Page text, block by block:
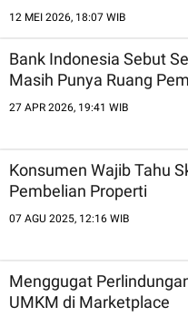
12 MEI 2026, 18:07 WIB
Bank Indonesia Sebut
Masih Punya Ruang
27 APR 2026, 19:41 WIB
Konsumen Wajib Tahu
Pembelian Properti
07 AGU 2025, 12:16 WIB
Menggugat
UMKM di Marketplace